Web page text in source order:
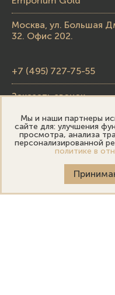
Москва, ул. Большая
32. Офис 202.
+7 (495) 727-75-55
Заказать звонок
Режим работы:
Пн-Пт: 10:00–20:00
Мы и наши партнеры
сайте для: улучшения
просмотра, анализа
персонализированной
политике в